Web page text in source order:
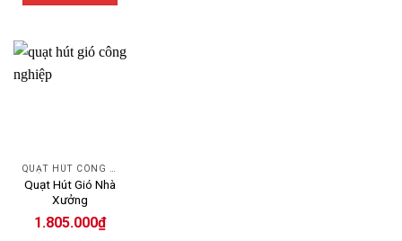
Quạt Hút Gió Nhà
Xưởng
1.805.000₫